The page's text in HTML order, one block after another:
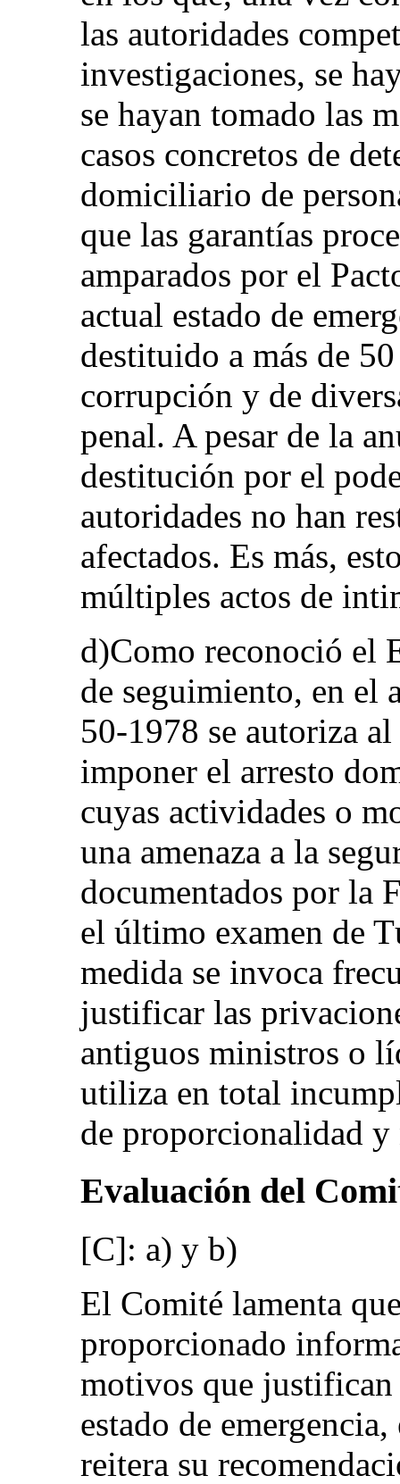
las autoridades
investigaciones, se
se hayan tomado las
casos concretos de
domiciliario de
que las garantías
amparados por el
actual estado de
destituido a más de
corrupción y de
penal. A pesar de la
destitución por el
autoridades no han
afectados. Es más,
múltiples actos de
d)Como reconoció el
de seguimiento, en el
50-1978 se autoriza
imponer el arresto
cuyas actividades o
una amenaza a la
documentados por la
el último examen de
medida se invoca
justificar las
antiguos ministros o
utiliza en total
de proporcionalidad y
Evaluación del
[C]: a) y b)
El Comité lamenta
proporcionado
motivos que
estado de
reitera su